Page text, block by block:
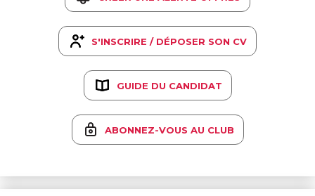
S'INSCRIRE / DÉPOSER SON CV
GUIDE DU CANDIDAT
ABONNEZ-VOUS AU CLUB